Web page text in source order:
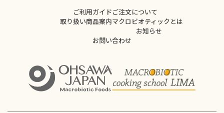
ご利用ガイドご注文について
取り扱い商品案内マクロビオティックとは
お知らせ
お問い合わせ